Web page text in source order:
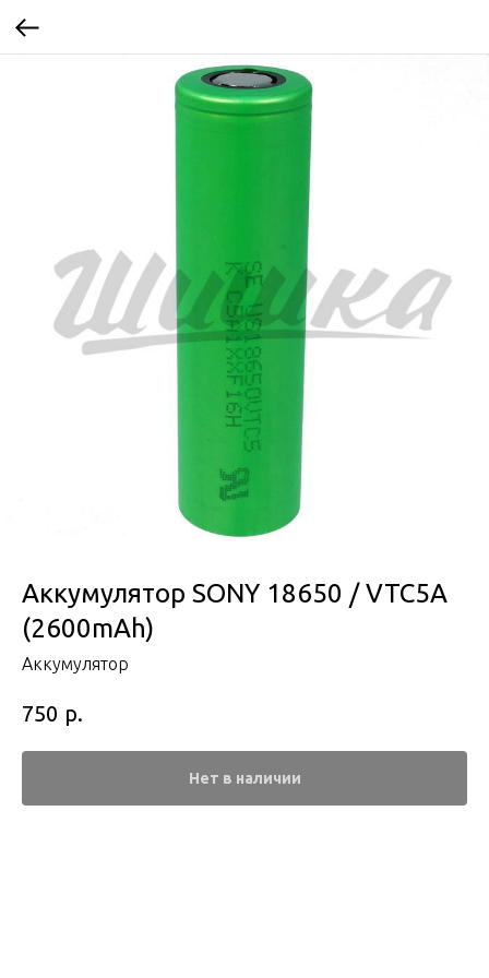
Аккумулятор SONY 18650 / VTC5A
(2600mAh)
Аккумулятор
750 р.
Нет в наличии